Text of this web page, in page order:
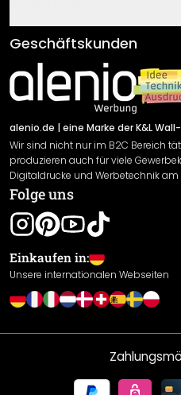
Klebe- und
Newsletter An-/Abmeldung
Sendungsverfolgung
AGB
Impressum
Versand & Zahlung
Rücksendung
Widerrufsrecht
Datenschutzerklärung
Gewährleistung
Leistungserklärung / CE-
Cookie Einstellungen
Geschäftskunden
alenio.de | eine Marke der K&L
Wir sind nicht nur im B2C Bereich
produzieren auch für viele
Digitaldrucke und Werbetechnik am
Folge uns
Einkaufen in:
Unsere internationalen Webseiten